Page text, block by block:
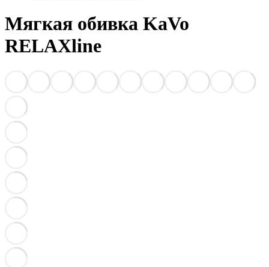
Мягкая обивка KaVo
RELAXline